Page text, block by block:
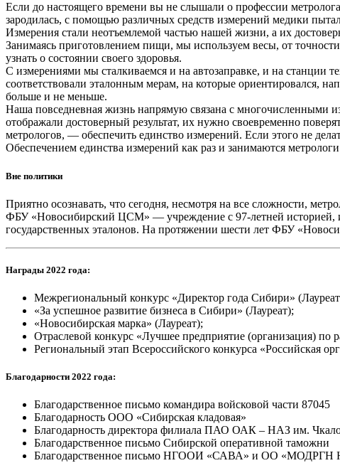
Если до настоящего времени вы не слышали о профессии
зародилась, с помощью различных средств измерений медики
Измерения стали неотъемлемой частью нашей жизни, а их
Занимаясь приготовлением пищи, мы используем весы, от
узнать о состоянии своего здоровья.
С измерениями мы сталкиваемся и на автозаправке, и на станции
соответствовали эталонным мерам, на которые ориентировался,
больше и не меньше.
Наша повседневная жизнь напрямую связана с многочисленными
отображали достоверный результат, их нужно своевременно
метрологов, — обеспечить единство измерений. Если этого не
Обеспечением единства измерений как раз и занимаются
Вне политики
Приятно осознавать, что сегодня, несмотря на все сложности,
ФБУ «Новосибирский ЦСМ» — учреждение с 97-летней историей,
государственных эталонов. На протяжении шести лет ФБУ
Награды 2022 года:
Межрегиональный конкурс «Директор года Сибири»
«За успешное развитие бизнеса в Сибири» (Лауреат);
«Новосибирская марка» (Лауреат);
Отраслевой конкурс «Лучшее предприятие (организация) по
Региональный этап Всероссийского конкурса «Российская
Благодарности 2022 года:
Благодарственное письмо командира войсковой части 87045
Благодарность ООО «Сибирская кладовая»
Благодарность директора филиала ПАО ОАК – НАЗ им.
Благодарственное письмо Сибирской оперативной таможни
Благодарственное письмо НГООИ «САВА» и ОО